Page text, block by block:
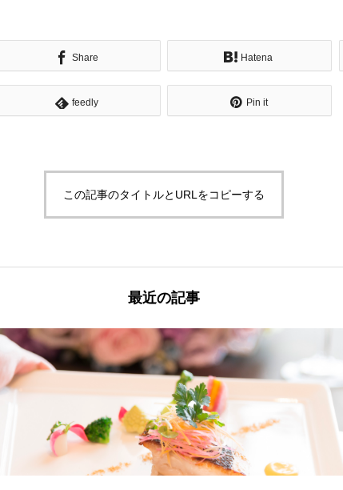
Share Hatena
feedly Pin it
この記事のタイトルとURLをコピーする
最近の記事